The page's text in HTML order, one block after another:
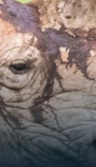
FILMY VERSUS
REALITA
HORORY VERSUS
REALITA
OPTICKÉ ILUZE A
KLAMY